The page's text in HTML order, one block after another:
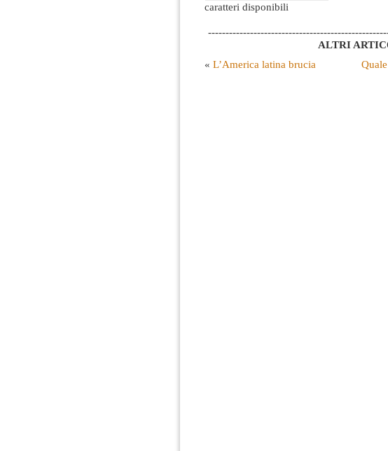
caratteri disponibili
ALTRI
« L’America latina brucia